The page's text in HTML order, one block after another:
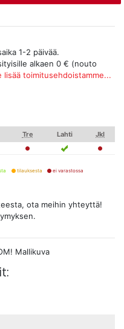
1-2 päivää.
alkaen 0 € (nouto
lisää toimitusehdoistamme...
Tre Lahti Jkl
tilauksesta ei varastossa
ota meihin yhteyttä!
Mallikuva